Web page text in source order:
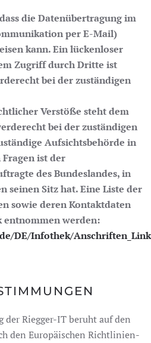
die Datenübertragung im
per E-Mail)
kann. Ein lückenloser
Zugriff durch Dritte ist
bei der zuständigen
Verstöße steht dem
bei der zuständigen
Aufsichtsbehörde in
ist der
des Bundeslandes, in
seinen Sitz hat. Eine Liste der
sowie deren Kontaktdaten
entnommen werden:
DE/Infothek/
der Riegger-IT beruht auf den
den Europäischen Richtlinien-